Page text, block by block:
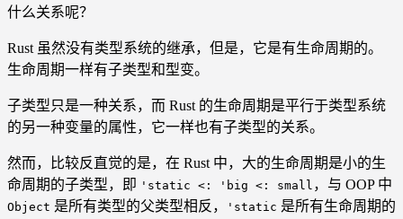
什么关系呢？
Rust 虽然没有类型系统的继承，但是，它是有生命周期的。
生命周期一样有子类型和型变。
子类型只是一种关系，而 Rust 的生命周期是平行于类型系统
的另一种变量的属性，它一样也有子类型的关系。
然而，比较反直觉的是，在 Rust 中，大的生命周期是小的生
命周期的子类型，即 'static <: 'big <: small ，与 OOP 中
Object 是所有类型的父类型相反， 'static 是所有生命周期的